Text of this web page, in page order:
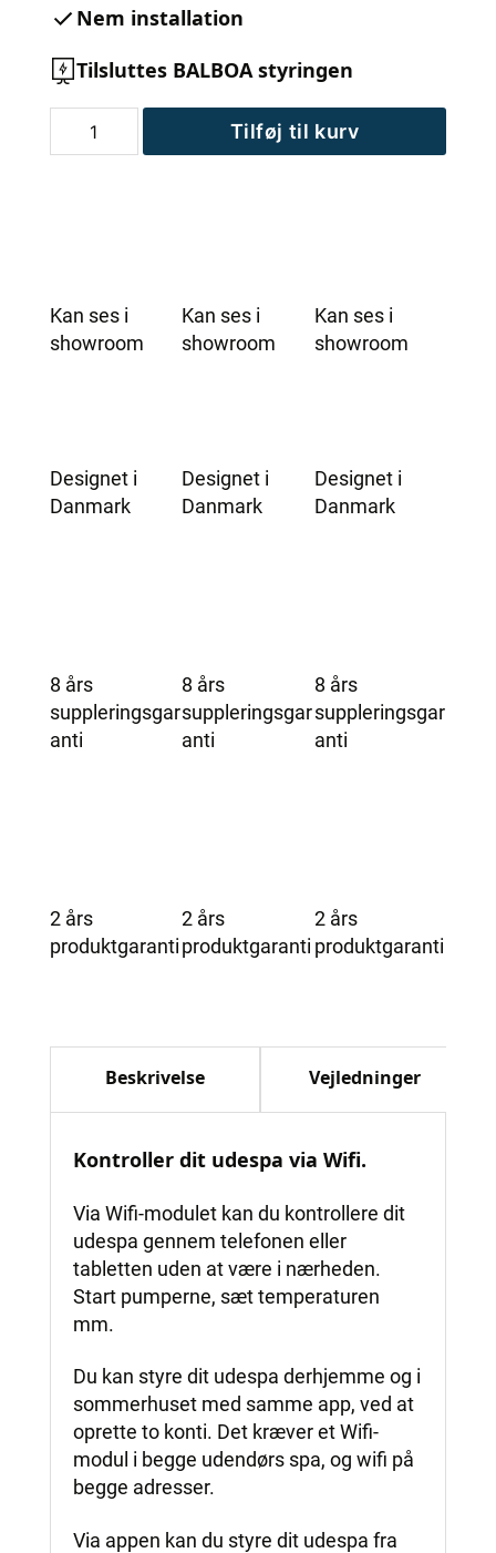
Nem installation
Tilsluttes BALBOA styringen
modul
Tilføj til kurv
Kan ses i
showroom
Designet i
Danmark
8 års
suppleringsgar
anti
2 års
produktgaranti
Kan ses i
showroom
Designet i
Danmark
8 års
suppleringsgar
anti
2 års
produktgaranti
Kan ses i
showroom
Designet i
Danmark
8 års
suppleringsgar
anti
2 års
produktgaranti
Beskrivelse Vejledninger
Kontroller dit udespa via Wifi.
Via Wifi-modulet kan du kontrollere dit
udespa gennem telefonen eller
tabletten uden at være i nærheden.
Start pumperne, sæt temperaturen
mm.
Du kan styre dit udespa derhjemme og i
sommerhuset med samme app, ved at
oprette to konti. Det kræver et Wifi-
modul i begge udendørs spa, og wifi på
begge adresser.
Via appen kan du styre dit udespa fra